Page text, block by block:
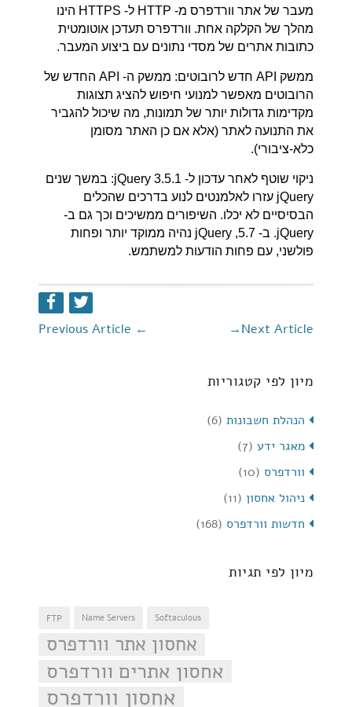
מעבר של אתר וורדפרס מ- HTTP ל- HTTPS הינו
מהלך של הקלקה אחת. וורדפרס תעדכן אוטומטית
כתובות אתרים של מסדי נתונים עם ביצוע המעבר.
ממשק API חדש לרובוטים: ממשק ה- API החדש של
הרובוטים מאפשר למנועי חיפוש להציג תצוגות
מקדימות גדולות יותר של תמונות, מה שיכול להגביר
את התנועה לאתר (אלא אם כן האתר מסומן
כלא-ציבורי).
ניקוי שוטף לאחר עדכון ל- jQuery 3.5.1: במשך שנים
jQuery עזרו לאלמנטים לנוע בדרכים שהכלים
הבסיסיים לא יכלו. השיפורים ממשיכים וכך גם ב-
jQuery. ב- 5.7, jQuery נהיה ממוקד יותר ופחות
פולשני, עם פחות הודעות למשתמש.
← Next Article
→
מיון לפי קטגוריות
הנהלת חשבונות (6)
מאגר ידע (7)
וורדפרס (10)
ניהול אחסון (11)
חדשות וורדפרס (168)
מיון לפי תגיות
FTP Name Servers Softaculous
אחסון אתר וורדפרס
אחסון אתרים וורדפרס
אחסון וורדפרס